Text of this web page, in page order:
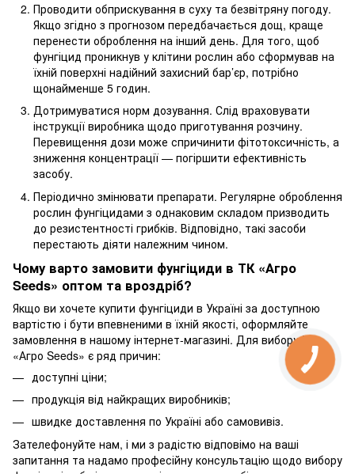
Проводити обприскування в суху та безвітряну погоду.
Якщо згідно з прогнозом передбачається дощ, краще
перенести оброблення на інший день. Для того, щоб
фунгіцид проникнув у клітини рослин або сформував на
їхній поверхні надійний захисний бар’єр, потрібно
щонайменше 5 годин.
Дотримуватися норм дозування. Слід враховувати
інструкції виробника щодо приготування розчину.
Перевищення дози може спричинити фітотоксичність, а
зниження концентрації — погіршити ефективність
засобу.
Періодично змінювати препарати. Регулярне оброблення
рослин фунгіцидами з однаковим складом призводить
до резистентності грибків. Відповідно, такі засоби
перестають діяти належним чином.
Чому варто замовити фунгіциди в ТК «Агро
Seeds» оптом та вроздріб?
Якщо ви хочете купити фунгіциди в Україні за доступною
вартістю і бути впевненими в їхній якості, оформляйте
замовлення в нашому інтернет-магазині. Для виборуТК
«Агро Seeds» є ряд причин:
доступні ціни;
продукція від найкращих виробників;
швидке доставлення по Україні або самовивіз.
Зателефонуйте нам, і ми з радістю відповімо на ваші
запитання та надамо професійну консультацію щодо вибору